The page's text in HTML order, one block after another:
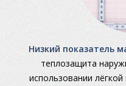
Низкий показатель
теплозащита
использовании